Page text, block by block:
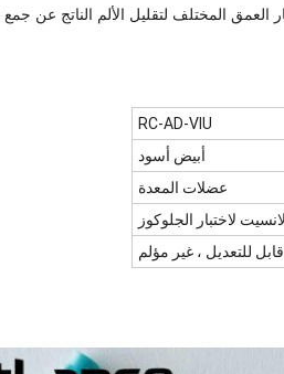
العمق المختلف لتقليل الألم الناتج عن جمع
RC-AD-VIU
أبيض أسود
عضلات المعدة
لاختبار الجلوكوز
قابل للتعديل ، غير مؤلم